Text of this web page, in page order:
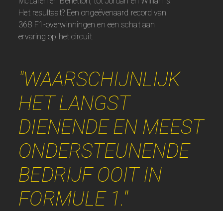
Het resultaat? Een ongeëvenaard record van
368 F1-overwinningen en een schat aan
ervaring op het circuit.
"WAARSCHIJNLIJK
HET LANGST
DIENENDE EN MEEST
ONDERSTEUNENDE
BEDRIJF OOIT IN
FORMULE 1."